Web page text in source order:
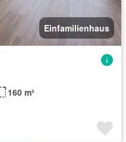
Einfamilienhaus
160 m²